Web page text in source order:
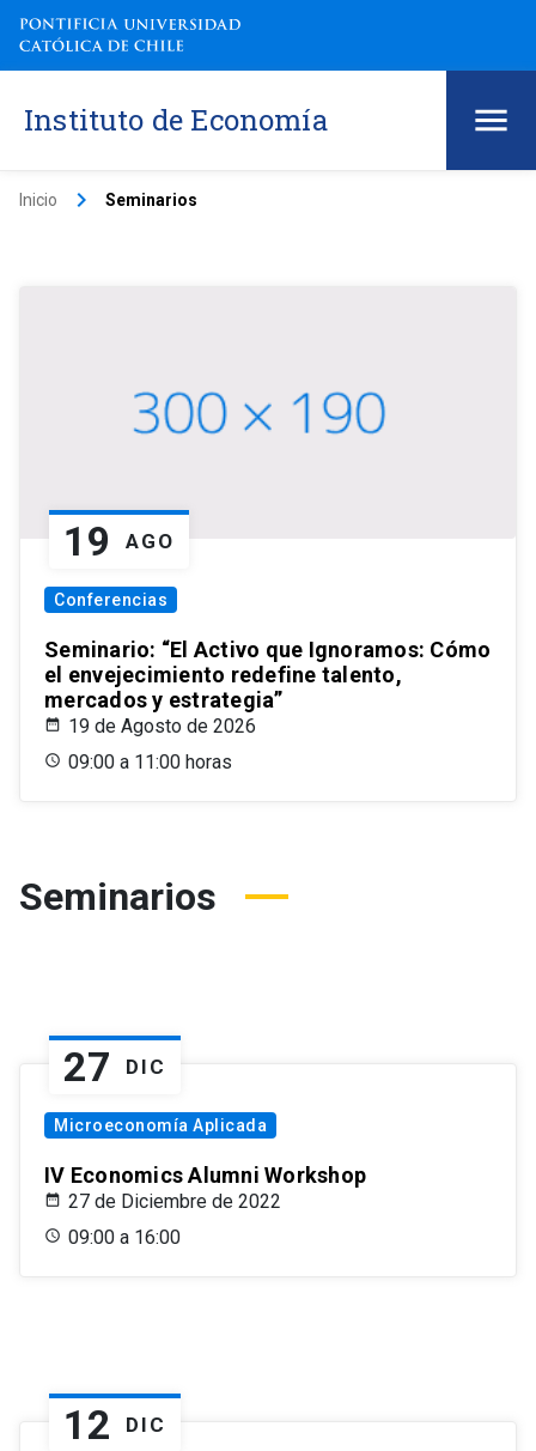
Instituto de Economía
Inicio keyboard_arrow_right Seminarios
19 AGO
Conferencias
Seminario: “El Activo que Ignoramos: Cómo
el envejecimiento redefine talento,
mercados y estrategia”
19 de Agosto de 2026
09:00 a 11:00 horas
Seminarios
27 DIC
Microeconomía Aplicada
IV Economics Alumni Workshop
27 de Diciembre de 2022
09:00 a 16:00
12 DIC